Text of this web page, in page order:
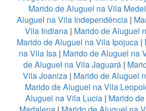
Marido de Aluguel na Vila
Aluguel na Vila Independência|
Vila Indiana | Marido de Aluguel
Marido de Aluguel na Vila Ipojuca |
na Vila Isa | Marido de Aluguel na
de Aluguel na Vila Jaguará|
Vila Joaniza| Marido de Aluguel
Marido de Aluguel na Vila
Aluguel na Vila Lucia | Marido